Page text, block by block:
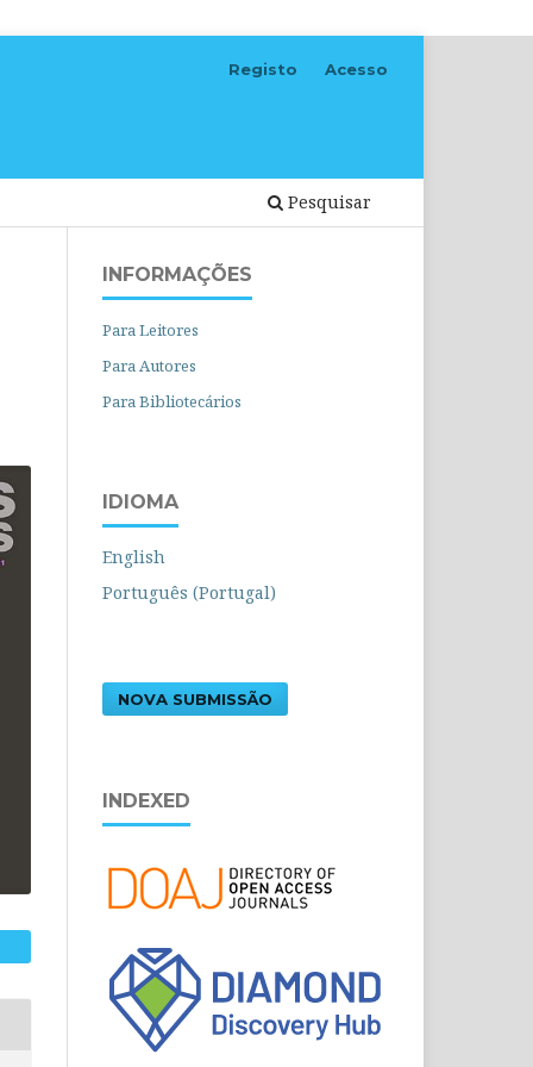
Pesquisar
Registo Acesso
INFORMAÇÕES
Para Leitores
Para Autores
Para Bibliotecários
IDIOMA
English
Português (Portugal)
NOVA SUBMISSÃO
INDEXED